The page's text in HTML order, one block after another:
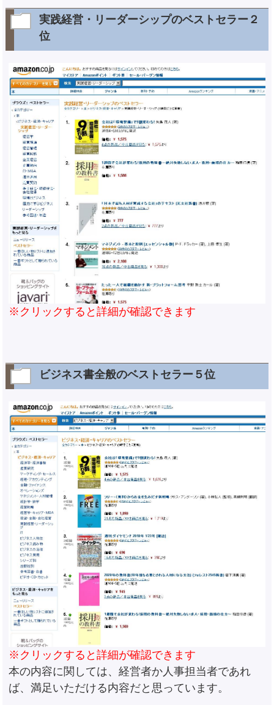
実践経営・リーダーシップのベストセラー２
位
※クリックすると詳細が確認できます
ビジネス書全般のベストセラー５位
※クリックすると詳細が確認できます
本の内容に関しては、経営者か人事担当者であれ
ば、満足いただける内容だと思っています。